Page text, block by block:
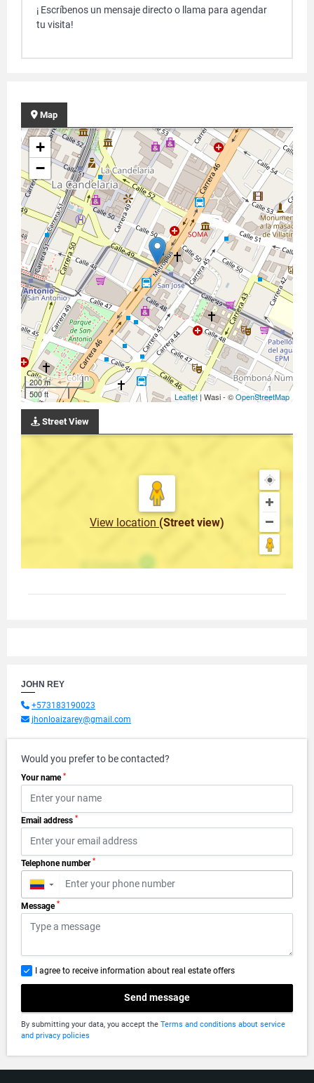
¡ Escríbenos un mensaje directo o llama para agendar
tu visita!
Map
+
−
200 m
500 ft
Leaflet| Wasi - ©OpenStreetMap
Street View
View location (Street view)
JOHN REY
+573183190023
jhonloaizarey@gmail.com
Would you prefer to be contacted?
Your name *
Email address *
Telephone number *
▼
Message *
I agree to receive information about real estate offers
Send message
By submitting your data, you accept the Terms and conditions about service
and privacy policies